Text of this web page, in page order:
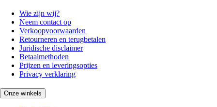
Wie zijn wij?
Neem contact op
Verkoopvoorwaarden
Retourneren en terugbetalen
Juridische disclaimer
Betaalmethoden
Prijzen en leveringsopties
Privacy verklaring
Onze winkels